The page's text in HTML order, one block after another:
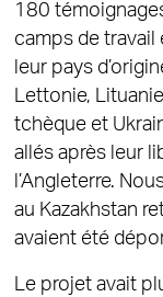
180
camps de travail
leur pays
Lettonie,
tchèque et
allés après leur
l’Angleterre.
au Kazakhstan
avaient été
Le projet avait